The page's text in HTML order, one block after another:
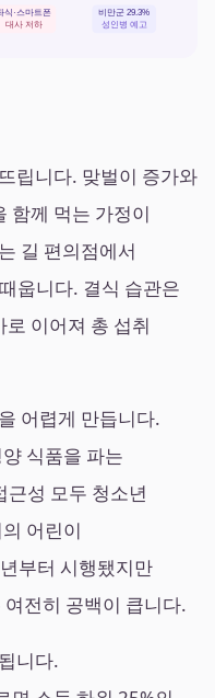
식·스마트폰
대사 저하
비만군 29.3%
성인병 예고
립니다. 맞벌이 증가와
함께 먹는 가정이
길 편의점에서
웁니다. 결식 습관은
로 이어져 총 섭취
어렵게 만듭니다.
식품을 파는
근성 모두 청소년
어린이
부터 시행됐지만
여전히 공백이 큽니다.
니다.